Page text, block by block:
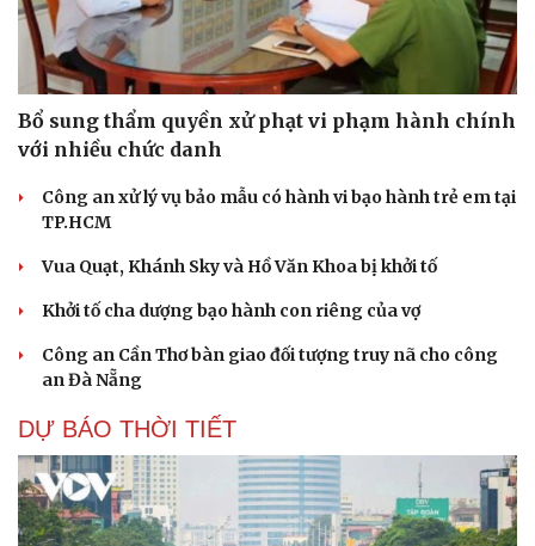
Văn hóa
Sân khấu - Điện ảnh
Văn học
Âm nhạc
Di sản
Nghệ sĩ
Thời trang
Sao Việt
Bổ sung thẩm quyền xử phạt vi phạm hành chính
với nhiều chức danh
Công an xử lý vụ bảo mẫu có hành vi bạo hành trẻ em tại
TP.HCM
Vua Quạt, Khánh Sky và Hồ Văn Khoa bị khởi tố
Khởi tố cha dượng bạo hành con riêng của vợ
Công an Cần Thơ bàn giao đối tượng truy nã cho công
an Đà Nẵng
DỰ BÁO THỜI TIẾT